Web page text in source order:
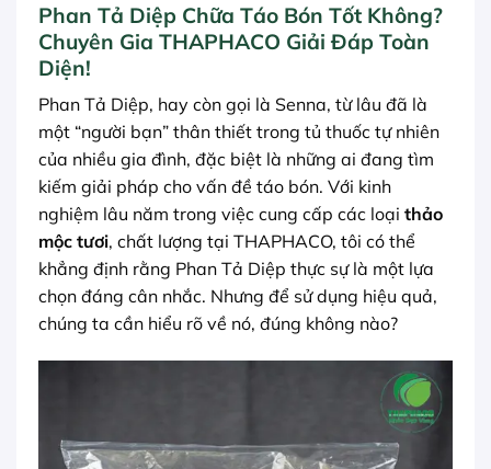
Phan Tả Diệp Chữa Táo Bón Tốt Không?
Chuyên Gia THAPHACO Giải Đáp Toàn
Diện!
Phan Tả Diệp, hay còn gọi là Senna, từ lâu đã là
một “người bạn” thân thiết trong tủ thuốc tự nhiên
của nhiều gia đình, đặc biệt là những ai đang tìm
kiếm giải pháp cho vấn đề táo bón. Với kinh
nghiệm lâu năm trong việc cung cấp các loại thảo
mộc tươi, chất lượng tại THAPHACO, tôi có thể
khẳng định rằng Phan Tả Diệp thực sự là một lựa
chọn đáng cân nhắc. Nhưng để sử dụng hiệu quả,
chúng ta cần hiểu rõ về nó, đúng không nào?